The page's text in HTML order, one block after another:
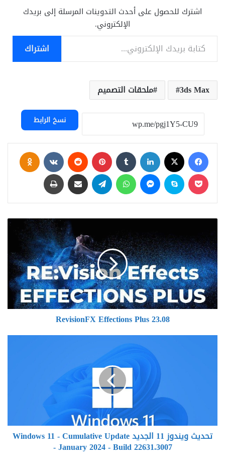
اشترك للحصول على أحدث التدوينات المرسلة إلى بريدك
الإلكتروني.
كتابة بريدك الإلكتروني...
اشتراك
3ds Max ملحقات التصميم
نسخ الرابط
فيسبوك لينكدإن بينتيريست
‫Pocket
سكايب ماسنجر واتساب تيلقرام مشاركة عبر البريد طباعة
RevisionFX
Plus
23.08
RevisionFX Effections Plus 23.08
Cumulative
Update
تحديث ويندوز 11 الجديد Windows 11 - Cumulative Update
- January 2024 - Build 22631.3007